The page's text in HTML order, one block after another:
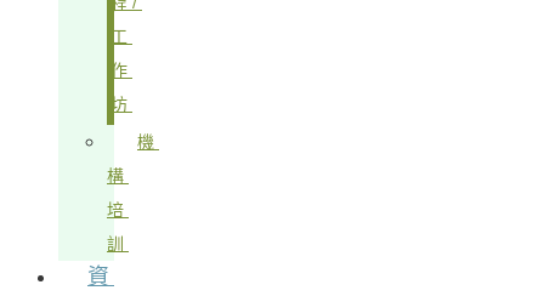
工
作
坊
機
構
培
訓
資